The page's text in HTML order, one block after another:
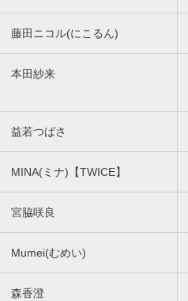
藤田ニコル(にこるん)
本田紗来
益若つばさ
MINA(ミナ)【TWICE】
宮脇咲良
Mumei(むめい)
森香澄